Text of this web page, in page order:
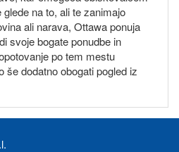
na to, ali te zanimajo
ali narava, Ottawa ponuja
svoje bogate ponudbe in
po tem mestu
še dodatno obogati pogled iz